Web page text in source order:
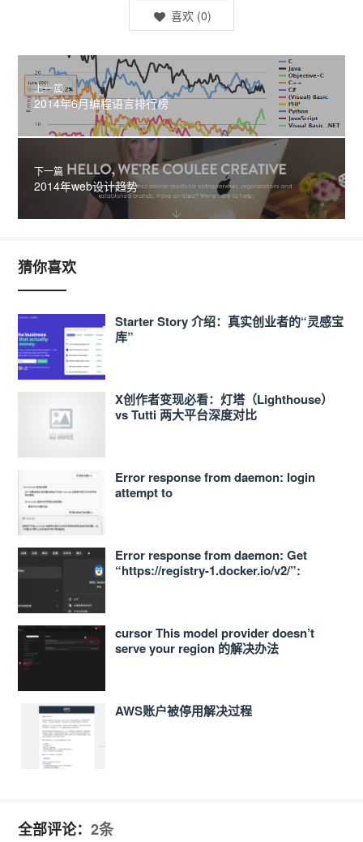
喜欢 (0)
上一篇
2014年6月编程语言排行榜
下一篇
2014年web设计趋势
猜你喜欢
Starter Story 介绍：真实创业者的“灵感宝
库”
X创作者变现必看：灯塔（Lighthouse）
vs Tutti 两大平台深度对比
Error response from daemon: login
attempt to
Error response from daemon: Get
“https://registry-1.docker.io/v2/”:
cursor This model provider doesn’t
serve your region 的解决办法
AWS账户被停用解决过程
全部评论： 2条